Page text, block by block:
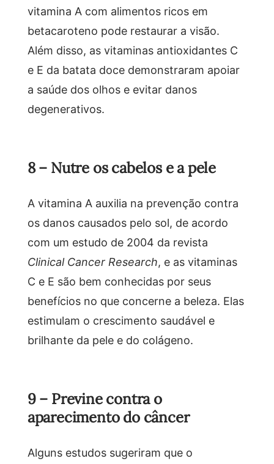
vitamina A com alimentos ricos em
betacaroteno pode restaurar a visão.
Além disso, as vitaminas antioxidantes C
e E da batata doce demonstraram apoiar
a saúde dos olhos e evitar danos
degenerativos.
8 – Nutre os cabelos e a pele
A vitamina A auxilia na prevenção contra
os danos causados pelo sol, de acordo
com um estudo de 2004 da revista
Clinical Cancer Research, e as vitaminas
C e E são bem conhecidas por seus
benefícios no que concerne a beleza. Elas
estimulam o crescimento saudável e
brilhante da pele e do colágeno.
9 – Previne contra o
aparecimento do câncer
Alguns estudos sugeriram que o